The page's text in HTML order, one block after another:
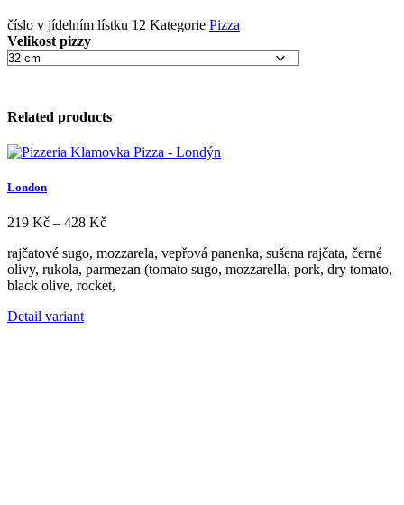
378 Kč
číslo v jídelním lístku 12 Kategorie Pizza
Velikost pizzy
Related products
London
219 Kč – 428 KčRozpětí
219 Kč
až
428 Kč
rajčatové sugo, mozzarela, vepřová panenka, sušena rajčata, černé
olivy, rukola, parmezan (tomato sugo, mozzarella, pork, dry tomato,
black olive, rocket,
Tento
Detail variant